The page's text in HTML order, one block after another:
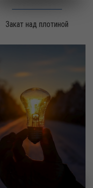
Закат над плотиной